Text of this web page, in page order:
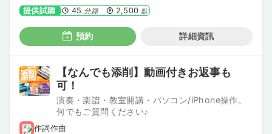
提供試聽 45 分鐘 2,500 點
預約 詳細資訊
【なんでも添削】動画付きお返事も
可！
演奏・楽譜・教室開講・パソコン/iPhone操作。
何でもご質問ください♪
作詞作曲